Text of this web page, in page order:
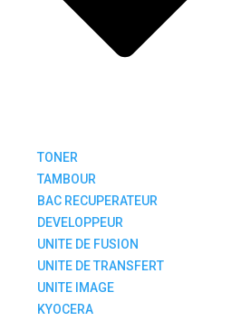
TONER
TAMBOUR
BAC RECUPERATEUR
DEVELOPPEUR
UNITE DE FUSION
UNITE DE TRANSFERT
UNITE IMAGE
KYOCERA